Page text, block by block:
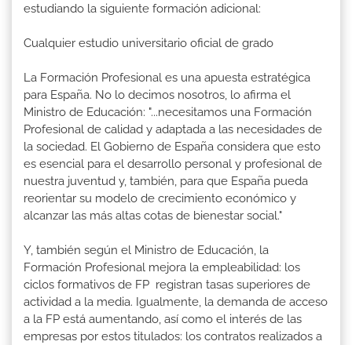
estudiando la siguiente formación adicional:
Cualquier estudio universitario oficial de grado
La Formación Profesional es una apuesta estratégica
para España. No lo decimos nosotros, lo afirma el
Ministro de Educación: "...necesitamos una Formación
Profesional de calidad y adaptada a las necesidades de
la sociedad. El Gobierno de España considera que esto
es esencial para el desarrollo personal y profesional de
nuestra juventud y, también, para que España pueda
reorientar su modelo de crecimiento económico y
alcanzar las más altas cotas de bienestar social."
Y, también según el Ministro de Educación, la
Formación Profesional mejora la empleabilidad: los
ciclos formativos de FP registran tasas superiores de
actividad a la media. Igualmente, la demanda de acceso
a la FP está aumentando, así como el interés de las
empresas por estos titulados: los contratos realizados a